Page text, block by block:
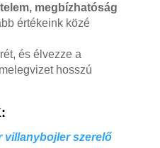
megbízhatóság
értékeink közé
és élvezze a
hosszú
villanybojler szerelő